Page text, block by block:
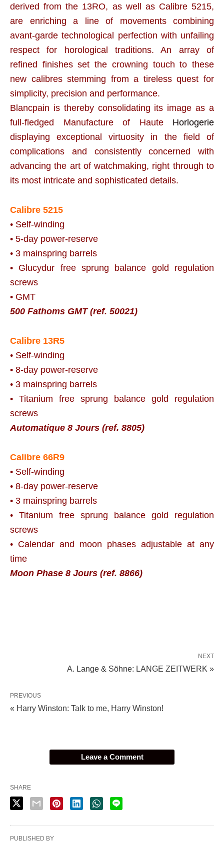
derived from the 13RO, as well as Calibre 5215,
are enriching a line of movements combining
avant-garde technological perfection with unfailing
respect for horological traditions. An array of
refined finishes set the crowning touch to these
new calibres stemming from a tireless quest for
simplicity, precision and performance.
Blancpain is thereby consolidating its image as a
full-fledged Manufacture of Haute Horlogerie
displaying exceptional virtuosity in the field of
complications and consistently concerned with
advancing the art of watchmaking, right through to
its most intricate and sophisticated details.
Calibre 5215
• Self-winding
• 5-day power-reserve
• 3 mainspring barrels
• Glucydur free sprung balance gold regulation
screws
• GMT
500 Fathoms GMT (ref. 50021)
Calibre 13R5
• Self-winding
• 8-day power-reserve
• 3 mainspring barrels
• Titanium free sprung balance gold regulation
screws
Automatique 8 Jours (ref. 8805)
Calibre 66R9
• Self-winding
• 8-day power-reserve
• 3 mainspring barrels
• Titanium free sprung balance gold regulation
screws
• Calendar and moon phases adjustable at any
time
Moon Phase 8 Jours (ref. 8866)
NEXT
A. Lange & Söhne: LANGE ZEITWERK »
PREVIOUS
« Harry Winston: Talk to me, Harry Winston!
Leave a Comment
SHARE
PUBLISHED BY